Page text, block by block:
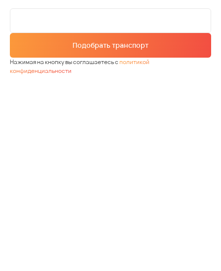
Подобрать транспорт
Нажимая на кнопку вы соглашаетесь сполитикой
конфиденциальности